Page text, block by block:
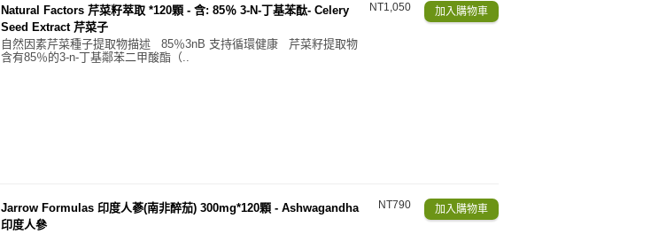
NT1,050
Natural Factors 芹菜籽萃取 *120顆 - 含: 85％ 3-N-丁基苯酞- Celery
Seed Extract 芹菜子
自然因素芹菜種子提取物描述 85％3nB 支持循環健康 芹菜籽提取物
含有85％的3-n-丁基鄰苯二甲酸酯（..
NT790
Jarrow Formulas 印度人蔘(南非醉茄) 300mg*120顆 - Ashwagandha
印度人參